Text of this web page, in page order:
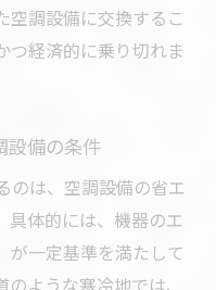
空調設備に交換するこ
つ経済的に乗り切れま
設備の条件
のは、空調設備の省エ
具体的には、機器のエ
が一定基準を満たして
ような寒冷地では、